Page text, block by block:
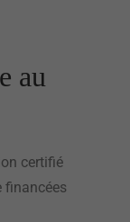
au
certifié
financées